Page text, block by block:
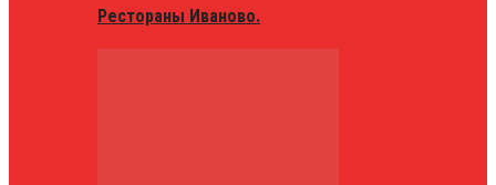
Рестораны Иваново.